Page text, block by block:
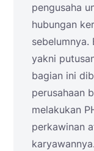
pengusaha
hubungan
sebelumnya.
yakni
bagian ini
perusahaan
melakukan
perkawinan
karyawannya.